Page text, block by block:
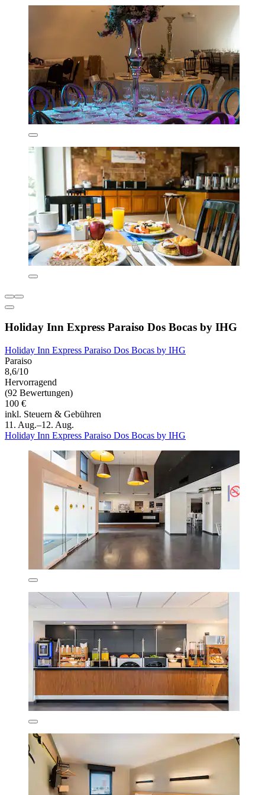
Holiday Inn Express Paraiso Dos Bocas by IHG
Holiday Inn Express Paraiso Dos Bocas by IHG
Paraiso
8,6/10
Hervorragend
(92 Bewertungen)
100 €
inkl. Steuern & Gebühren
11. Aug.–12. Aug.
Holiday Inn Express Paraiso Dos Bocas by IHG